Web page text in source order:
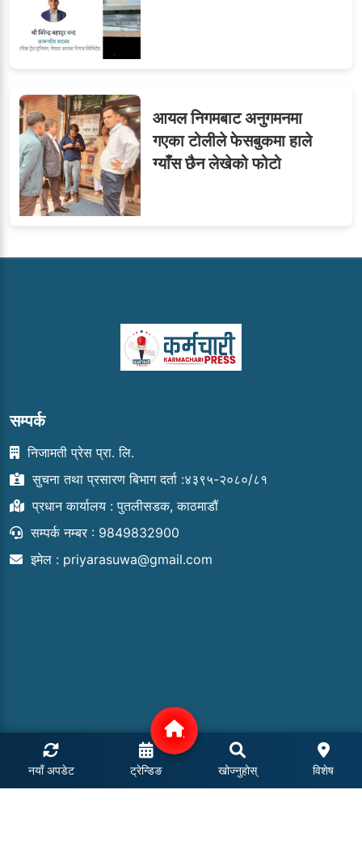
आयल निगमबाट अनुगमनमा
गएका टोलीले फेसबुकमा हाले
ग्याँस छैन लेखेको फोटो
सम्पर्क
निजामती प्रेस प्रा. लि.
सुचना तथा प्रसारण बिभाग दर्ता :४३९५-२०८०/८१
प्रधान कार्यालय : पुतलीसडक, काठमाडौं
सम्पर्क नम्बर : 9849832900
इमेल : priyarasuwa@gmail.com
नयाँ अपडेट ट्रेन्डिङ खोज्नुहोस् विशेष